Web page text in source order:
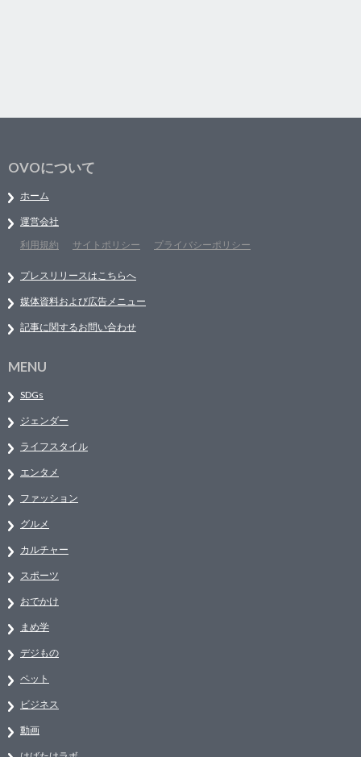
OVOについて
ホーム
運営会社
利用規約
サイトポリシー プライバシーポリシー
プレスリリースはこちらへ
媒体資料および広告メニュー
記事に関するお問い合わせ
MENU
SDGs
ジェンダー
ライフスタイル
エンタメ
ファッション
グルメ
カルチャー
スポーツ
おでかけ
まめ学
デジもの
ペット
ビジネス
動画